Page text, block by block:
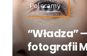
Polecamy
“Władza”
fotografii